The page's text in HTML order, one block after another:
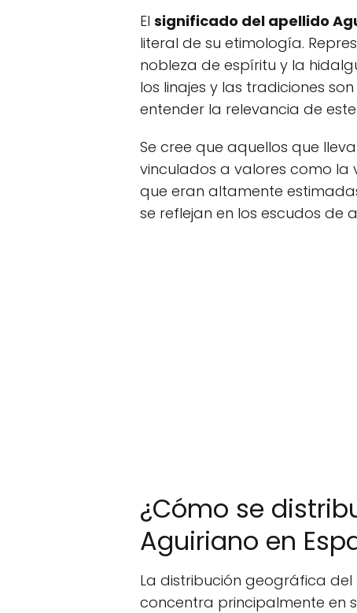
El significado del apellido
literal de su etimología.
nobleza de espíritu y la
los linajes y las tradiciones
entender la relevancia de
Se cree que aquellos que
vinculados a valores como
que eran altamente
se reflejan en los escudos de
¿Cómo se
Aguiriano en
La distribución geográfica del
concentra principalmente en